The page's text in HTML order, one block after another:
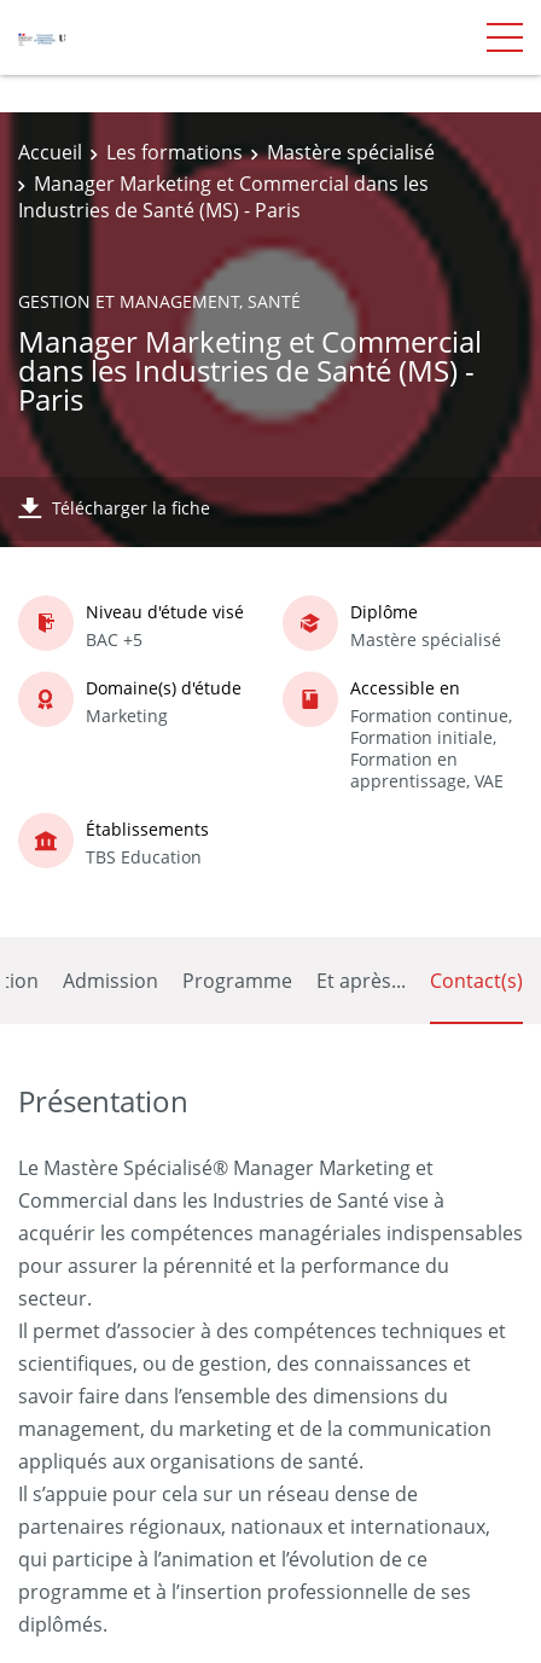
Accueil Les formations
Mastère spécialisé
Manager Marketing et Commercial dans les
Industries de Santé (MS) - Paris
GESTION ET MANAGEMENT, SANTÉ
Manager Marketing et Commercial
dans les Industries de Santé (MS) -
Paris
Télécharger la fiche
Niveau d'étude visé
BAC +5
Diplôme
Mastère spécialisé
Domaine(s) d'étude
Marketing
Accessible en
Formation continue,
Formation initiale,
Formation en
apprentissage, VAE
Établissements
TBS Education
Admission Programme Et après... Contact(s)
Présentation
Le Mastère Spécialisé® Manager Marketing et
Commercial dans les Industries de Santé vise à
acquérir les compétences managériales indispensables
pour assurer la pérennité et la performance du
secteur.
Il permet d’associer à des compétences techniques et
scientifiques, ou de gestion, des connaissances et
savoir faire dans l’ensemble des dimensions du
management, du marketing et de la communication
appliqués aux organisations de santé.
Il s’appuie pour cela sur un réseau dense de
partenaires régionaux, nationaux et internationaux,
qui participe à l’animation et l’évolution de ce
programme et à l’insertion professionnelle de ses
diplômés.